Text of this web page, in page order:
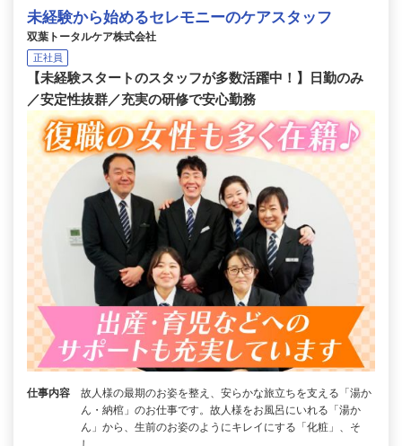
未経験から始めるセレモニーのケアスタッフ
双葉トータルケア株式会社
正社員
【未経験スタートのスタッフが多数活躍中！】日勤のみ
／安定性抜群／充実の研修で安心勤務
仕事内容
故人様の最期のお姿を整え、安らかな旅立ちを支える「湯か
ん・納棺」のお仕事です。故人様をお風呂にいれる「湯か
ん」から、生前のお姿のようにキレイにする「化粧」、そ